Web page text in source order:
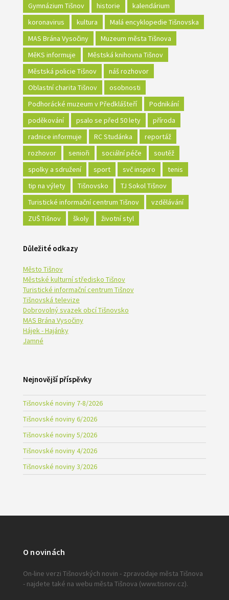
Gymnázium Tišnov
historie
kalendárium
koronavirus
kultura
Malá encyklopedie Tišnovska
MAS Brána Vysočiny
Muzeum města Tišnova
MěKS informuje
Městská knihovna Tišnov
Městská policie Tišnov
náš rozhovor
Oblastní charita Tišnov
osobnosti
Podhorácké muzeum v Předklášteří
Podnikání
poděkování
psalo se před 50 lety
příroda
radnice informuje
RC Studánka
reportáž
rozhovor
senioři sociální péče
soutěž
spolky a sdružení
sport svč inspiro
tenis
tip na výlety
Tišnovsko
TJ Sokol Tišnov
Turistické informační centrum Tišnov
vzdělávání
ZUŠ Tišnov
školy životní styl
Důležité odkazy
Město Tišnov
Městské kulturní středisko Tišnov
Turistické informační centrum Tišnov
Tišnovská televize
Dobrovolný svazek obcí Tišnovsko
MAS Brána Vysočiny
Hájek - Hajánky
Jamné
Nejnovější příspěvky
Tišnovské noviny 7-8/2026
Tišnovské noviny 6/2026
Tišnovské noviny 5/2026
Tišnovské noviny 4/2026
Tišnovské noviny 3/2026
O novinách
On-line verzi Tišnovských novin - zpravodaje města Tišnova
- najdete také na webu města Tišnova (www.tisnov.cz).